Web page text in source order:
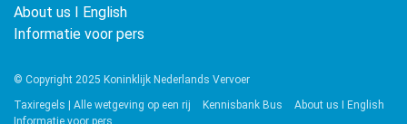
About us ǀ English
Informatie voor pers
© Copyright 2025 Koninklijk Nederlands Vervoer
Taxiregels | Alle wetgeving op een rij
Kennisbank Bus
About us ǀ English
Informatie voor pers